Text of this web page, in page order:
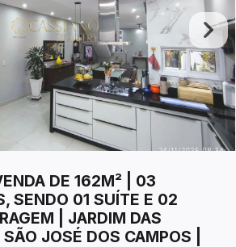
DE 162M² | 03
SENDO 01 SUÍTE E 02
| JARDIM DAS
JOSÉ DOS CAMPOS |